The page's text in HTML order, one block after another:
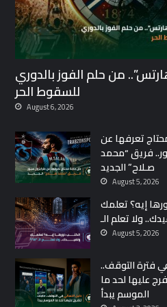
من حلم الفوز بالدوري
للسقوط الحر
August 6, 2026
تعرفها عن
فريق “محمد
صـلاح” الجديد
August 5, 2026
إيه؟ تعلمك
August 5, 2026
فترة التوقف..
عليها لحد ما
الموسم يبدأ